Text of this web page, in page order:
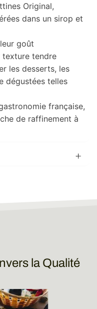
Original,
dans un sirop et
goût
texture tendre
les desserts, les
dégustées telles
française,
de raffinement à
la Qualité